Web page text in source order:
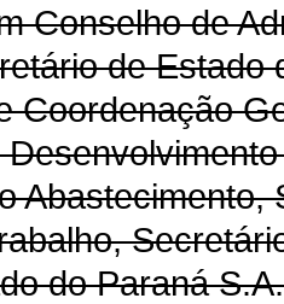
Conselho de
de Estado
Coordenação
do Paraná